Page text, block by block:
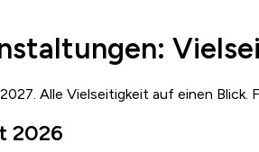
Alle Vielseitigkeit auf einen
2026